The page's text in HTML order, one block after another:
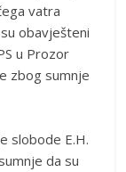
vatra
obavješteni
u Prozor
zbog sumnje
slobode E.H.
da su